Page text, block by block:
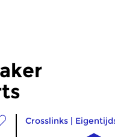
Crosslinks |